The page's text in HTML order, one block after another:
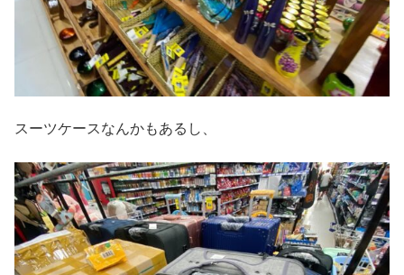
スーツケースなんかもあるし、